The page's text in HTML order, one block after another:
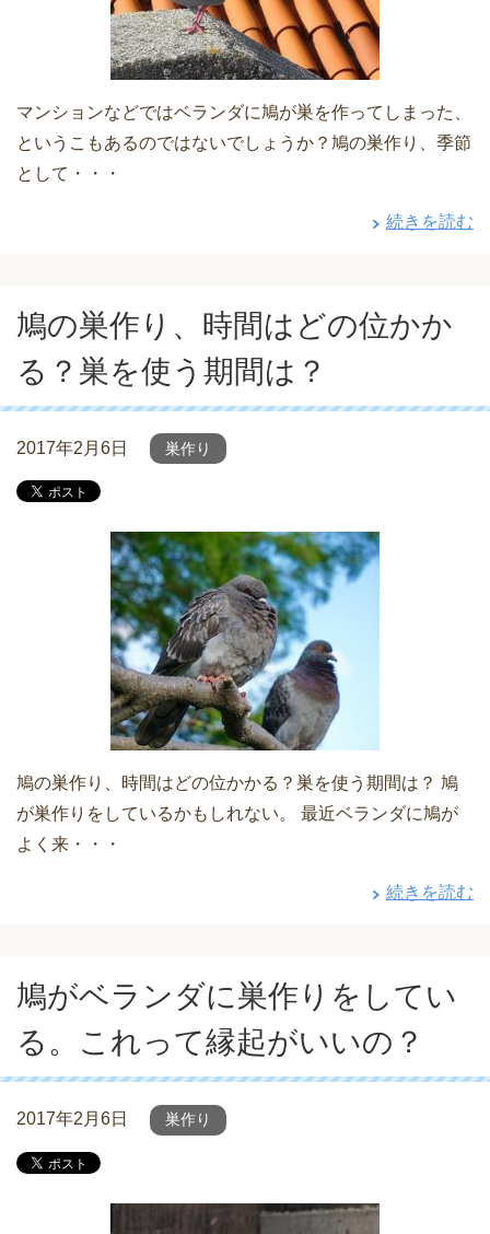
マンションなどではベランダに鳩が巣を作ってしまった、
というこもあるのではないでしょうか？鳩の巣作り、季節
として・・・
続きを読む
鳩の巣作り、時間はどの位かか
る？巣を使う期間は？
2017年2月6日 巣作り
鳩の巣作り、時間はどの位かかる？巣を使う期間は？ 鳩
が巣作りをしているかもしれない。 最近ベランダに鳩が
よく来・・・
続きを読む
鳩がベランダに巣作りをしてい
る。これって縁起がいいの？
2017年2月6日 巣作り